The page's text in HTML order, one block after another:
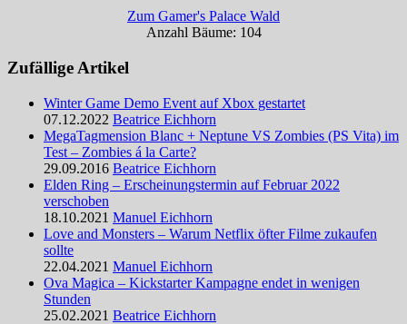
Zum Gamer's Palace Wald
Anzahl Bäume: 104
Zufällige Artikel
Winter Game Demo Event auf Xbox gestartet
07.12.2022 Beatrice Eichhorn
MegaTagmension Blanc + Neptune VS Zombies (PS Vita) im
Test – Zombies á la Carte?
29.09.2016 Beatrice Eichhorn
Elden Ring – Erscheinungstermin auf Februar 2022
verschoben
18.10.2021 Manuel Eichhorn
Love and Monsters – Warum Netflix öfter Filme zukaufen
sollte
22.04.2021 Manuel Eichhorn
Ova Magica – Kickstarter Kampagne endet in wenigen
Stunden
25.02.2021 Beatrice Eichhorn